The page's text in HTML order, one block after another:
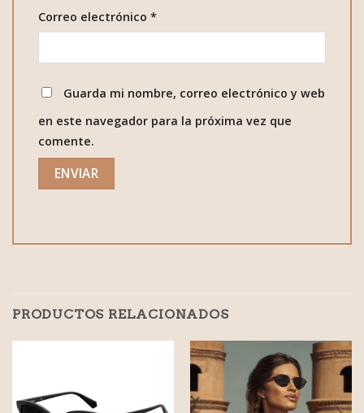
Correo electrónico *
Guarda mi nombre, correo electrónico y web
en este navegador para la próxima vez que
comente.
PRODUCTOS RELACIONADOS